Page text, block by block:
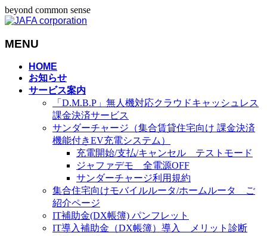
beyond common sense
MENU
HOME
お知らせ
サービス案内
「D.M.B.P」無人機対応クラウドキャッシュレス
課金決済サービス
サンダーチャージ（集合賃貸住宅向け 課金決済
機能付きEV充電システム）
充電開始/支払/キャンセル テストモード
ジャファデモ 全電源OFF
サンダーチャージ利用規約
集合住宅向けモバイルルータ/ホームルータ ご
紹介ページ
IT補助金(DX帳簿) パンフレット
IT導入補助金（DX帳簿）導入 メリット診断